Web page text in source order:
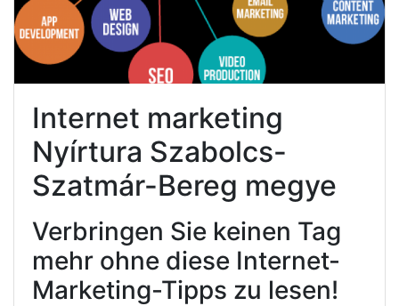
Internet marketing
Nyírtura Szabolcs-
Szatmár-Bereg megye
Verbringen Sie keinen Tag
mehr ohne diese Internet-
Marketing-Tipps zu lesen!